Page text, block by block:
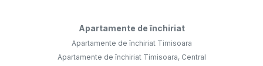
Apartamente de închiriat
Apartamente de închiriat Timisoara
Apartamente de închiriat Timisoara, Central